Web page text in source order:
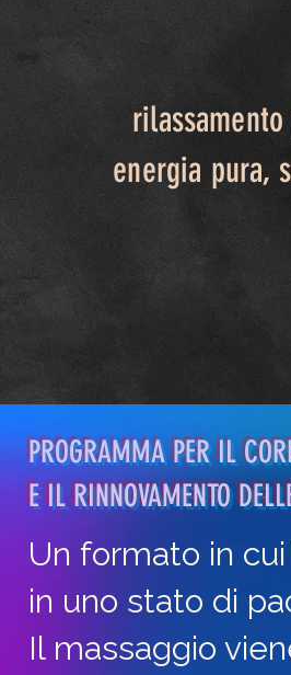
energia pura,
PROGRAMMA PER IL
E IL RINNOVAMENTO
Un formato in
in uno stato di
Il massaggio